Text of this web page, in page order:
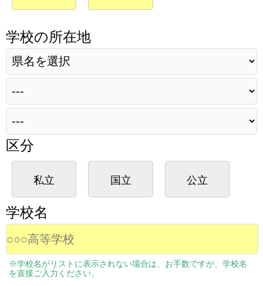
学校の所在地
区分
私立 国立 公立
学校名
※学校名がリストに表示されない場合は、お手数ですが、学校名
を直接ご入力ください。